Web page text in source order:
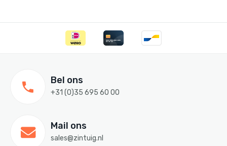
Bel ons
+31 (0)35 695 60 00
Mail ons
sales@zintuig.nl